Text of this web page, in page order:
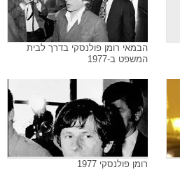
הבמאי רומן פולנסקי בדרך לבית
המשפט ב-1977
רומן פולנסקי 1977